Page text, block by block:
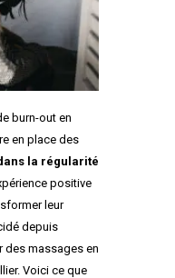
burn-out en
en place des
la régularité
positive
leur
depuis
des massages en
Voici ce que